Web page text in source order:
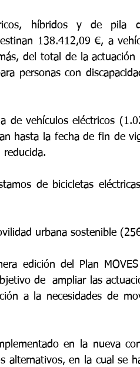
híbridos y de pila
138.412,09 €, a
del total de la actuación
personas con
de vehículos eléctricos
hasta la fecha de fin de
reducida.
de bicicletas
urbana sostenible
edición del Plan
de  ampliar las
a la necesidades de
en la nueva
alternativos, en la cual se